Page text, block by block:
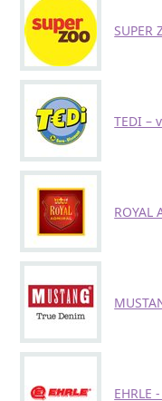
SUPER
TEDI –
ROYAL